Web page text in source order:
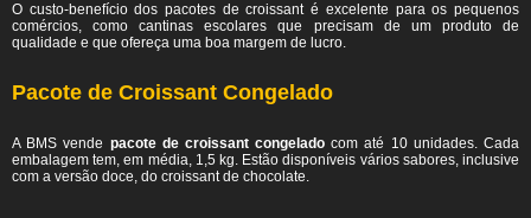
O custo-benefício dos pacotes de croissant é excelente para os pequenos
comércios, como cantinas escolares que precisam de um produto de
qualidade e que ofereça uma boa margem de lucro.
Pacote de Croissant Congelado
A BMS vende pacote de croissant congelado com até 10 unidades. Cada
embalagem tem, em média, 1,5 kg. Estão disponíveis vários sabores, inclusive
com a versão doce, do croissant de chocolate.